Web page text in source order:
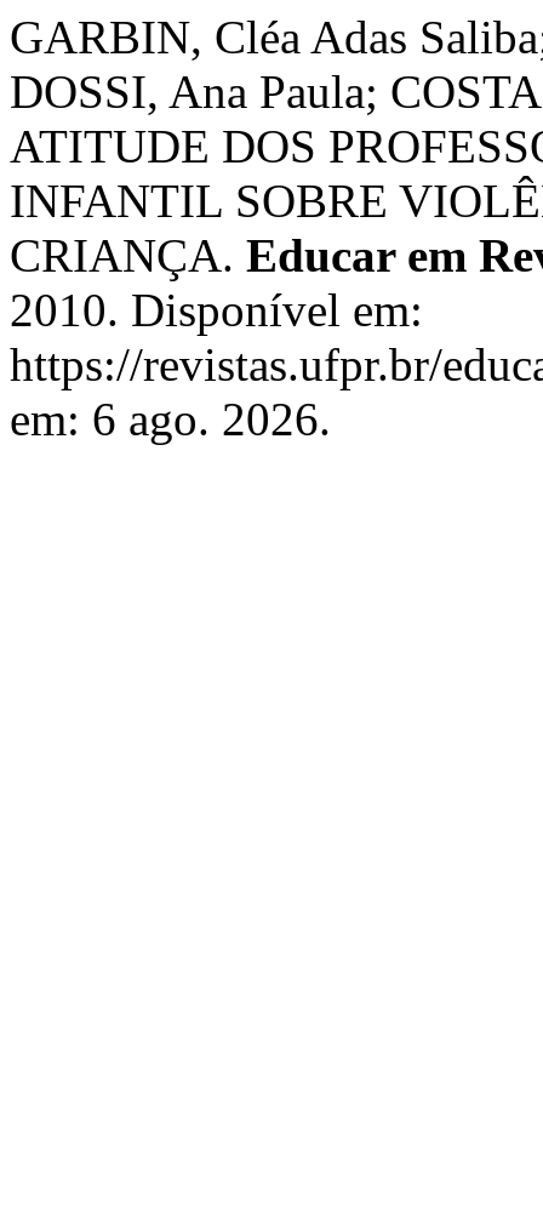
GARBIN, Cléa Adas
DOSSI, Ana Paula;
ATITUDE DOS
INFANTIL SOBRE
CRIANÇA. Educar em
2010. Disponível em:
https://revistas.ufpr.br/
em: 6 ago. 2026.